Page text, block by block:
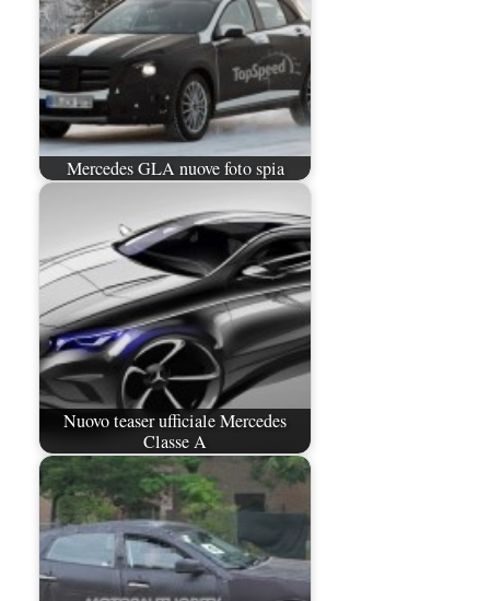
Mercedes GLA nuove foto spia
Nuovo teaser ufficiale Mercedes
Classe A